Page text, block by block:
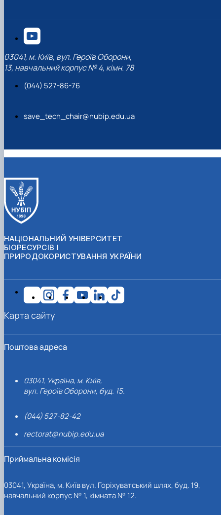
03041, м. Київ, вул. Героїв Оборони,
13, навчальний корпус № 4, кімн. 78
(044) 527-86-76
save_tech_chair@nubip.edu.ua
НАЦІОНАЛЬНИЙ УНІВЕРСИТЕТ
БІОРЕСУРСІВ І
ПРИРОДОКОРИСТУВАННЯ УКРАЇНИ
Поштова адреса
03041, Україна, м. Київ,
вул. Героїв Оборони, буд. 15.
(044) 527-82-42
rectorat@nubip.edu.ua
Приймальна комісія
03041, Україна, м. Київ вул. Горіхуватський шлях, буд. 19,
навчальний корпус № 1, кімната № 12.
Карта сайту